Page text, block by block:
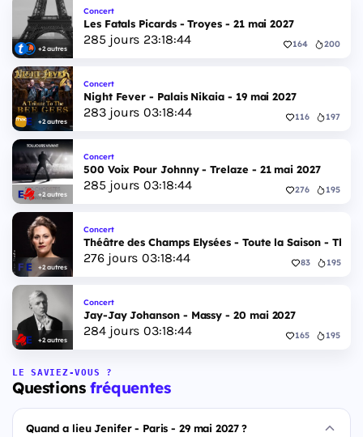
+2 autres
Concert
Les Fatals Picards - Troyes - 21 mai 2027
285 jours 23:18:44 164 200
+2 autres
Concert
Night Fever - Palais Nikaia - 19 mai 2027
283jours 03:18:44 116 197
+2 autres
Concert
500 Voix Pour Johnny - Trelaze - 21 mai 2027
285 jours 03:18:44 276 195
+2 autres
Concert
Théâtre des Champs Elysées - Toute la Saison -
276jours 03:18:44 83 195
+2 autres
Concert
Jay-Jay Johanson - Massy - 20 mai 2027
284jours 03:18:44 165 195
LE SAVIEZ-VOUS ?
Questionsfréquentes
Quand a lieu Jenifer - Paris - 29 mai 2027 ?